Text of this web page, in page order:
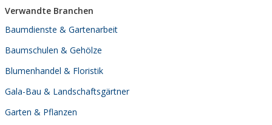
Verwandte Branchen
Baumdienste & Gartenarbeit
Baumschulen & Gehölze
Blumenhandel & Floristik
Gala-Bau & Landschaftsgärtner
Garten & Pflanzen